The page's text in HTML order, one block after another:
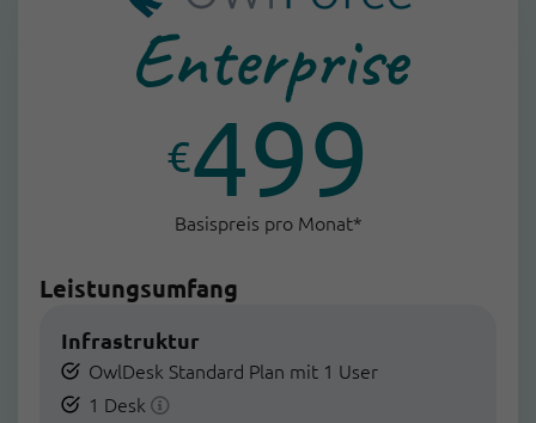
Enterprise
€499
Basispreis pro Monat*
Leistungsumfang
Infrastruktur
OwlDesk Standard Plan mit 1 User
1 Desk